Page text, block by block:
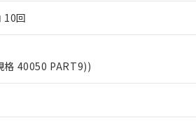
10回
格 40050 PART9))